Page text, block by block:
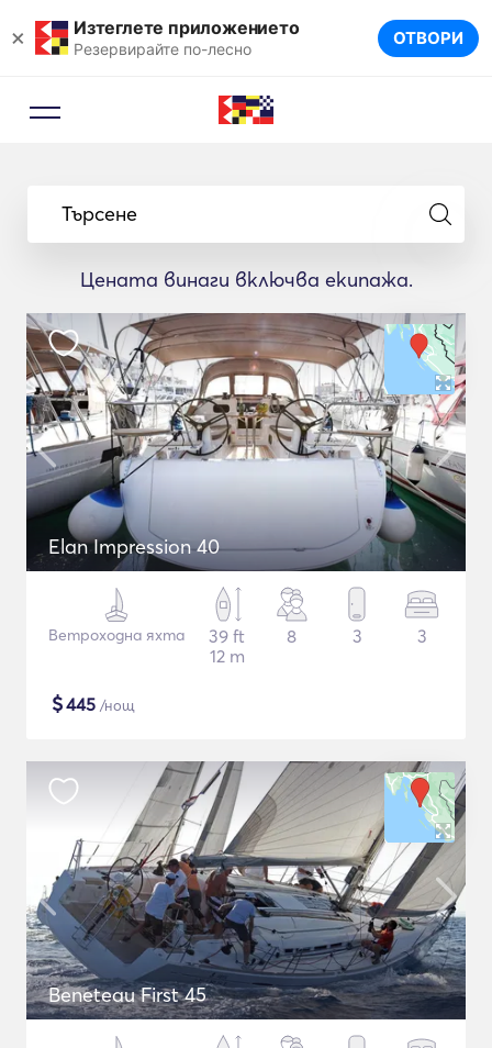
× Изтеглете приложението
Резервирайте по-лесно ОТВОРИ
Търсене
Цената винаги включва екипажа.
Elan Impression 40
Ветроходна яхта
39 ft
12 m
8 3 3
$445 /нощ
Beneteau First 45